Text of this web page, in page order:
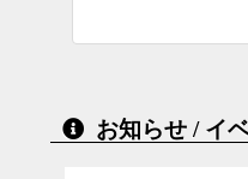
お知らせ / イ